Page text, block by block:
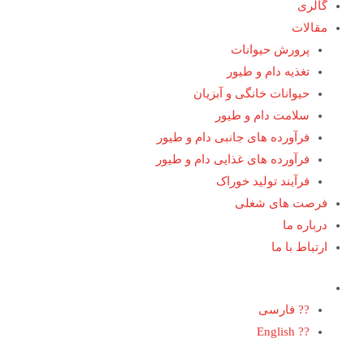
گالری
مقالات
پرورش حیوانات
تغذیه دام و طیور
حیوانات خانگی و آبزیان
سلامت دام و طیور
فرآورده های جانبی دام و طیور
فرآورده های غذایی دام و طیور
فرآیند تولید خوراک
فرصت های شغلی
درباره ما
ارتباط با ما
?? فارسی
?? English